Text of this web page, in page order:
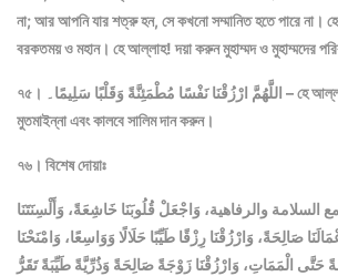
না; আর আপনি যার শত্রু হন, সে কখনো সম্মানিত হতে পারে না।
বরকতময় ও মহান। হে আল্লাহ! দয়া করুন মুহাম্মদ ও মুহাম্মদের
৭৫। اللَّهُمَّ ارْزُقْنَا نَفْسًا مُطْمَئِنَّةً وَقَلْبًا سَلِيمًا۔ – হে আল্লাহ আমাদেরকে নফসে
মুতমাইন্না এবং কালবে সালিম দান করুন।
৭৬। বিশেষ দোয়াঃ
السلامة والرفاهية، وَاجْعَلْ قُلُوبَنَا خَاشِعَةً، وَأَلْسِنَتَنَا
صَالِحَةً، وَارْزُقْنَا رِزْقًا طَيِّبًا حَلَالًا وَوَاسِعًا، وَامْنَحْنَا
حَتَّى الْمَمَاتِ، وَارْزُقْنَا زَوْجَةً صَالِحَةً وَذُرِّيَّةً طَيِّبَةً تَقَرُّ